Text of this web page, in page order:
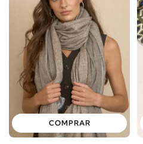
COMPRAR